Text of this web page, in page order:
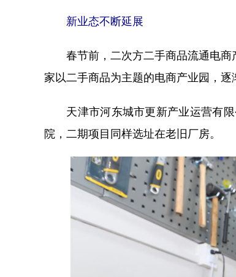
新业态不断延展
春节前，二次方二手商品流通电商
家以二手商品为主题的电商产业园，逐
天津市河东城市更新产业运营有限
院，二期项目同样选址在老旧厂房。